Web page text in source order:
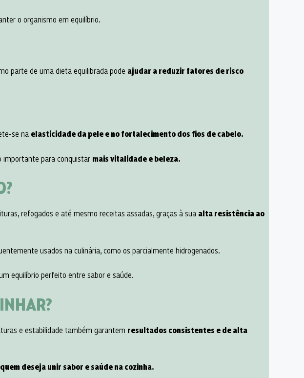
o organismo em equilíbrio.
parte de uma dieta equilibrada pode ajudar a reduzir fatores de risco
se na elasticidade da pele e no fortalecimento dos fios de cabelo.
importante para conquistar mais vitalidade e beleza.
refogados e até mesmo receitas assadas, graças à sua alta resistência ao
usados na culinária, como os parcialmente hidrogenados.
equilíbrio perfeito entre sabor e saúde.
e estabilidade também garantem resultados consistentes e de alta
deseja unir sabor e saúde na cozinha.